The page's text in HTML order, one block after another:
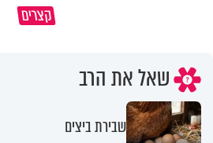
קצרים
שאל את הרב
שבירת ביצים